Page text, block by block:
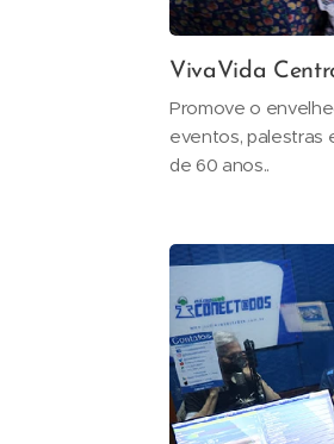
VivaVida
Promove o
eventos, palestras
de 60 anos..